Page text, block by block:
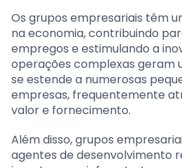
Os grupos empresariais têm
na economia, contribuindo
empregos e estimulando a
operações complexas geram
se estende a numerosas
empresas, frequentemente
valor e fornecimento.
Além disso, grupos
agentes de desenvolvimento